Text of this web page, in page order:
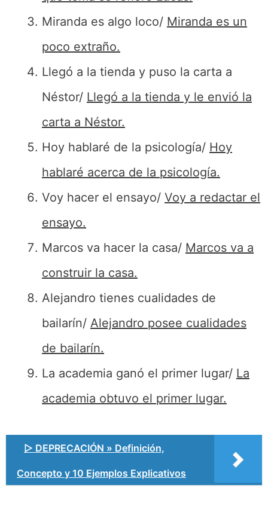
Miranda es algo loco/ Miranda es un
poco extraño.
Llegó a la tienda y puso la carta a
Néstor/ Llegó a la tienda y le envió la
carta a Néstor.
Hoy hablaré de la psicología/ Hoy
hablaré acerca de la psicología.
Voy hacer el ensayo/ Voy a redactar el
ensayo.
Marcos va hacer la casa/ Marcos va a
construir la casa.
Alejandro tienes cualidades de
bailarín/ Alejandro posee cualidades
de bailarín.
La academia ganó el primer lugar/ La
academia obtuvo el primer lugar.
▷ DEPRECACIÓN » Definición,
Concepto y 10 Ejemplos Explicativos